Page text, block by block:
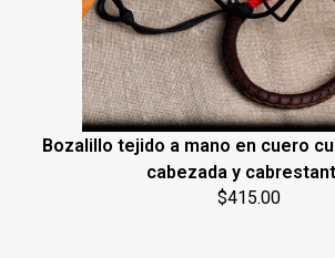
Bozalillo tejido a mano en cuero
cabezada y
$415.00